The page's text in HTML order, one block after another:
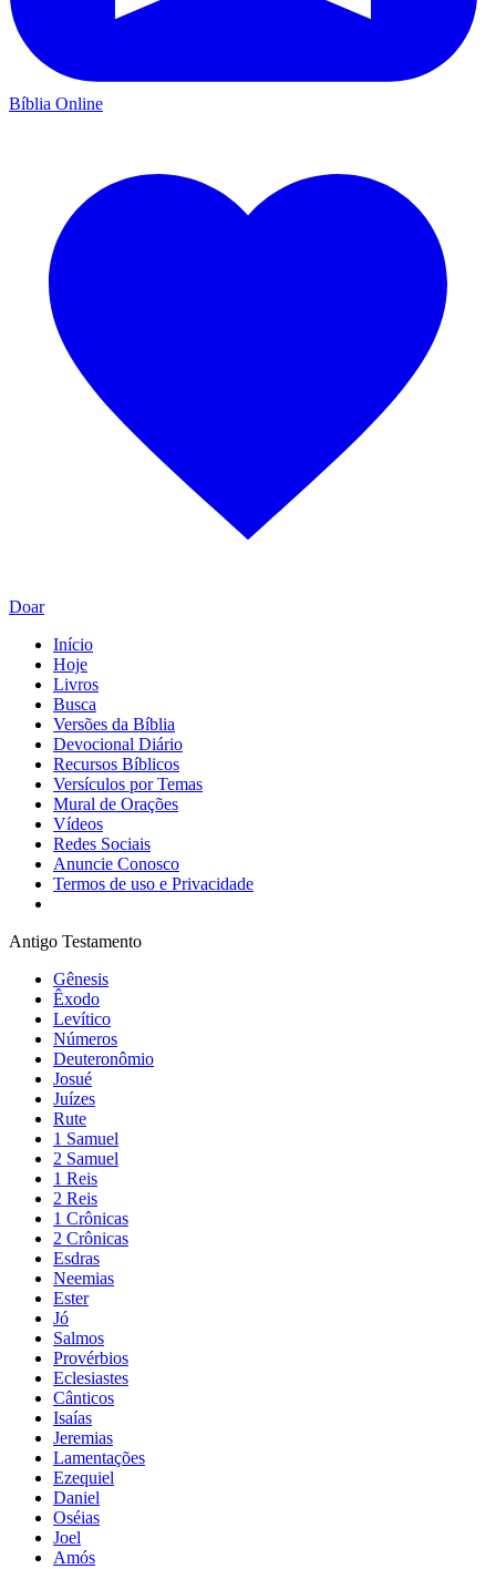
Bíblia Online
Doar
Início
Hoje
Livros
Busca
Versões da Bíblia
Devocional Diário
Recursos Bíblicos
Versículos por Temas
Mural de Orações
Vídeos
Redes Sociais
Anuncie Conosco
Termos de uso e Privacidade
Antigo Testamento
Gênesis
Êxodo
Levítico
Números
Deuteronômio
Josué
Juízes
Rute
1 Samuel
2 Samuel
1 Reis
2 Reis
1 Crônicas
2 Crônicas
Esdras
Neemias
Ester
Jó
Salmos
Provérbios
Eclesiastes
Cânticos
Isaías
Jeremias
Lamentações
Ezequiel
Daniel
Oséias
Joel
Amós